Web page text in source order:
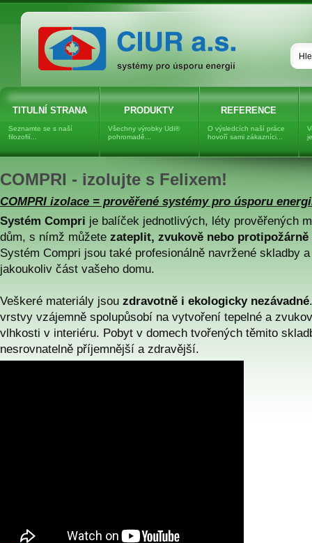
Dřevovláknitá izolace UNGER-
DIFFUTHERM, dřevovlákno
TITULNÍ STRANA
Seznamte se s naší
filozofií...
PRODUKTY
Všechny výrobky Udi®
pohromadě...
REFERENCE
O výsledcích naší práce
hovoří sami zákazníci...
COMPRI - izolujte s Felixem!
COMPRI izolace = prověřené systémy pro úsporu
Systém Compri je balíček jednotlivých, léty prověřených
dům, s nímž můžete zateplit, zvukově nebo
Systém Compri jsou také profesionálně navržené skladby
jakoukoliv část vašeho domu.
Veškeré materiály jsou zdravotně i ekologicky nezávadné
vrstvy vzájemně spolupůsobí na vytvoření tepelné a
vlhkosti v interiéru. Pobyt v domech tvořených těmito
nesrovnatelně příjemnější a zdravější.